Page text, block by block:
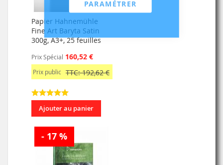
PARAMÉTRER
Papier Hahnemühle
Fine Art Baryta Satin
300g, A3+, 25 feuilles
Prix Spécial 160,52 €
Prix public TTC: 192,62 €
Ajouter au panier
- 17 %